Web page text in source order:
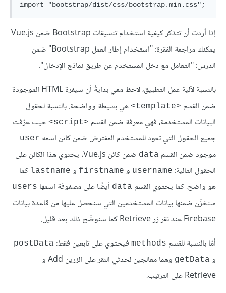
إذا أردت أن تتذكر كيفية استخدام تنسيقات Bootstrap ضمن Vue.js
يمكنك مراجعة الفقرة: "استخدام إطار العمل Bootstrap" ضمن
الدرس: "التعامل مع دخل المستخدم عن طريق نماذج الإدخال".
بالنسبة لآلية عمل التطبيق، لاحظ معي بدايةً أن شيفرة HTML الموجودة
ضمن القسم <template>
هي بسيطة وواضحة. بالنسبة لحقول
البيانات المستخدمة، فهي معرفة ضمن القسم <script>
حيث عرّفت
جميع الحقول التي تعود للمستخدم المفترض ضمن كائن اسمه user
موجود ضمن القسم data
ضمن كائن Vue.js. يحتوي هذا الكائن على
الحقول التالية: username و firstname و lastname كما
هو واضح. كما يحتوي القسم data أيضًا على مصفوفة اسمها users
سنخزّن ضمنها بيانات المستخدمين التي سنحصل عليها من قاعدة بيانات
Firebase عند نقر زر Retrieve كما سنوضّح ذلك بعد قليل.
أمّا بالنسبة للقسم methods فيحتوي على تابعين فقط: postData
و getData
وهما معالجين لحدثي النقر على الزرين Add و
Retrieve على الترتيب.